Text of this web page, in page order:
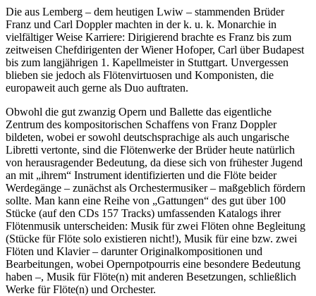
Die aus Lemberg – dem heutigen Lwiw – stammenden Brüder
Franz und Carl Doppler machten in der k. u. k. Monarchie in
vielfältiger Weise Karriere: Dirigierend brachte es Franz bis zum
zeitweisen Chefdirigenten der Wiener Hofoper, Carl über Budapest
bis zum langjährigen 1. Kapellmeister in Stuttgart. Unvergessen
blieben sie jedoch als Flötenvirtuosen und Komponisten, die
europaweit auch gerne als Duo auftraten.
Obwohl die gut zwanzig Opern und Ballette das eigentliche
Zentrum des kompositorischen Schaffens von Franz Doppler
bildeten, wobei er sowohl deutschsprachige als auch ungarische
Libretti vertonte, sind die Flötenwerke der Brüder heute natürlich
von herausragender Bedeutung, da diese sich von frühester Jugend
an mit „ihrem“ Instrument identifizierten und die Flöte beider
Werdegänge – zunächst als Orchestermusiker – maßgeblich fördern
sollte. Man kann eine Reihe von „Gattungen“ des gut über 100
Stücke (auf den CDs 157 Tracks) umfassenden Katalogs ihrer
Flötenmusik unterscheiden: Musik für zwei Flöten ohne Begleitung
(Stücke für Flöte solo existieren nicht!), Musik für eine bzw. zwei
Flöten und Klavier – darunter Originalkompositionen und
Bearbeitungen, wobei Opernpotpourris eine besondere Bedeutung
haben –, Musik für Flöte(n) mit anderen Besetzungen, schließlich
Werke für Flöte(n) und Orchester.